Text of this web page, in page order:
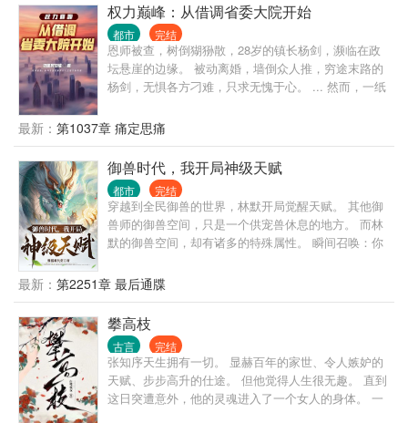
权力巅峰：从借调省委大院开始
都市 完结
恩师被查，树倒猢狲散，28岁的镇长杨剑，濒临在政
坛悬崖的边缘。 被动离婚，墙倒众人推，穷途末路的
杨剑，无惧各方刁难，只求无愧于心。 ... 然而，一纸
入到了政治斗争的暴风眼。 ... 朝堂之上，如履薄冰，
一步之错，万丈深渊。 寒门子弟，杨剑：“真能走到对
岸吗？” ....
最新： 第1037章 痛定思痛
御兽时代，我开局神级天赋
都市 完结
穿越到全民御兽的世界，林默开局觉醒天赋。 其他御
兽师的御兽空间，只是一个供宠兽休息的地方。 而林
默的御兽空间，却有诸多的特殊属性。 瞬间召唤：你
宠兽等级有点低？没关系，分分钟让它变神兽。 负面
状态清除：中毒了没法战斗？来来来，到御兽空间逛
一圈，出来又是一条好汉，不……好兽！ 除此之外，
还有高速成长、血脉洗礼……等等等等。 若干年后，
看着林默身边围绕的一众神级宠兽，所有人的世界观
瞬间崩塌了。 一个人带一群神兽，林默你简直不当人
啊！ 林默微微一笑：“没办法，谁让老子的背后是地球
呢。”
最新： 第2251章 最后通牒
攀高枝
古言 完结
张知序天生拥有一切。 显赫百年的家世、令人嫉妒的
天赋、步步高升的仕途。 但他觉得人生很无趣。 直到
这日突遭意外，他的灵魂进入了一个女人的身体。 一